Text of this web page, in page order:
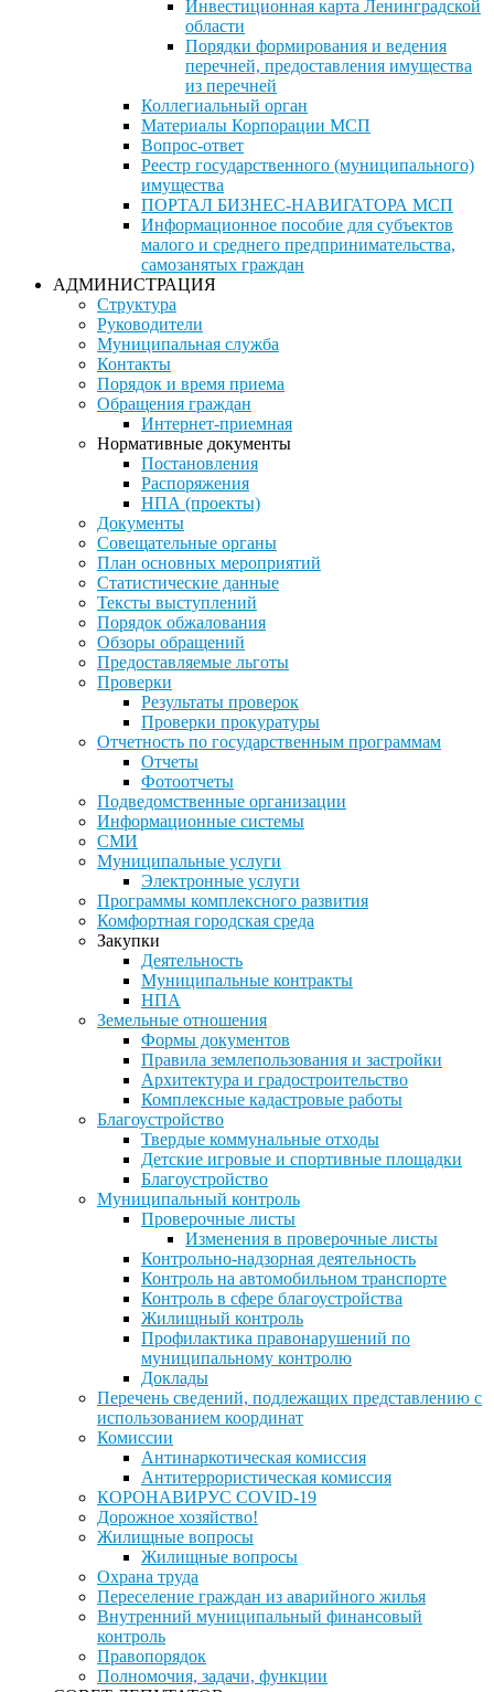
Инвестиционная карта Ленинградской
области
Порядки формирования и ведения
перечней, предоставления имущества
из перечней
Коллегиальный орган
Материалы Корпорации МСП
Вопрос-ответ
Реестр государственного (муниципального)
имущества
ПОРТАЛ БИЗНЕС-НАВИГАТОРА МСП
Информационное пособие для субъектов
малого и среднего предпринимательства,
самозанятых граждан
АДМИНИСТРАЦИЯ
Структура
Руководители
Муниципальная служба
Контакты
Порядок и время приема
Обращения граждан
Интернет-приемная
Нормативные документы
Постановления
Распоряжения
НПА (проекты)
Документы
Совещательные органы
План основных мероприятий
Статистические данные
Тексты выступлений
Порядок обжалования
Обзоры обращений
Предоставляемые льготы
Проверки
Результаты проверок
Проверки прокуратуры
Отчетность по государственным программам
Отчеты
Фотоотчеты
Подведомственные организации
Информационные системы
СМИ
Муниципальные услуги
Электронные услуги
Программы комплексного развития
Комфортная городская среда
Закупки
Деятельность
Муниципальные контракты
НПА
Земельные отношения
Формы документов
Правила землепользования и застройки
Архитектура и градостроительство
Комплексные кадастровые работы
Благоустройство
Твердые коммунальные отходы
Детские игровые и спортивные площадки
Благоустройство
Муниципальный контроль
Проверочные листы
Изменения в проверочные листы
Контрольно-надзорная деятельность
Контроль на автомобильном транспорте
Контроль в сфере благоустройства
Жилищный контроль
Профилактика правонарушений по
муниципальному контролю
Доклады
Перечень сведений, подлежащих представлению с
использованием координат
Комиссии
Антинаркотическая комиссия
Антитеррористическая комиссия
КОРОНАВИРУС COVID-19
Дорожное хозяйство!
Жилищные вопросы
Жилищные вопросы
Охрана труда
Переселение граждан из аварийного жилья
Внутренний муниципальный финансовый
контроль
Правопорядок
Полномочия, задачи, функции